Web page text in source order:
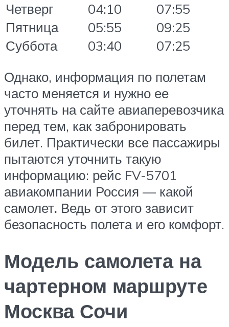
Четверг
04:10
07:55
Пятница
05:55
09:25
Суббота
03:40
07:25
Однако, информация по полетам
часто меняется и нужно ее
уточнять на сайте авиаперевозчика
перед тем, как забронировать
билет. Практически все пассажиры
пытаются уточнить такую
информацию: рейс FV-5701
авиакомпании Россия — какой
самолет. Ведь от этого зависит
безопасность полета и его комфорт.
Модель самолета на
чартерном маршруте
Москва Сочи